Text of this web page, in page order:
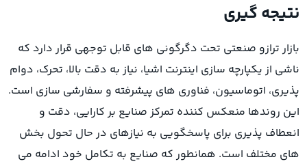
نتیجه گیری
بازار ترازو صنعتی تحت دگرگونی های قابل توجهی قرار دارد که
ناشی از یکپارچه سازی اینترنت اشیا، نیاز به دقت بالا، تحرک، دوام
پذیری، اتوماسیون، فناوری های پیشرفته و سفارشی سازی است.
این روندها منعکس کننده تمرکز صنایع بر کارایی، دقت و
انعطاف پذیری برای پاسخگویی به نیازهای در حال تحول بخش
های مختلف است. همانطور که صنایع به تکامل خود ادامه می